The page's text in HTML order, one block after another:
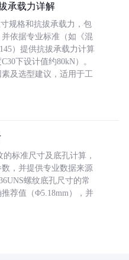
承载力详解
规格和抗拔承载力，包
依据专业标准（如《混
）提供抗拔承载力计算
下设计值约80kN）。
及选型建议，适用于工
标准尺寸及底孔计算，
，并提供专业数据来源
螺纹底孔尺寸的常
荐值（Φ5.18mm），并